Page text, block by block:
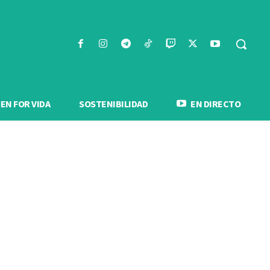
FOR VIDA SOSTENIBILIDAD EN DIRECTO